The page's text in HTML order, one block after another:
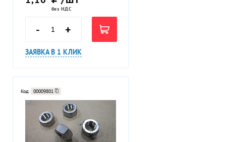
без НДС
- +
ЗАЯВКА В 1 КЛИК
Код: 00009801